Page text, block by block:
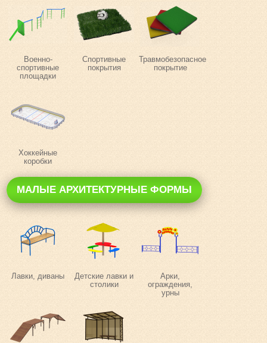
Военно-
спортивные
площадки
Спортивные
покрытия
Травмобезопасное
покрытие
Хоккейные
коробки
МАЛЫЕ АРХИТЕКТУРНЫЕ ФОРМЫ
Лавки, диваны
Детские лавки и
столики
Арки,
ограждения,
урны